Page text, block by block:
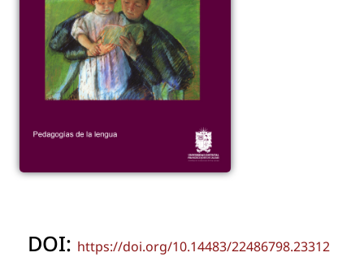
DOI: https://doi.org/10.14483/22486798.23312